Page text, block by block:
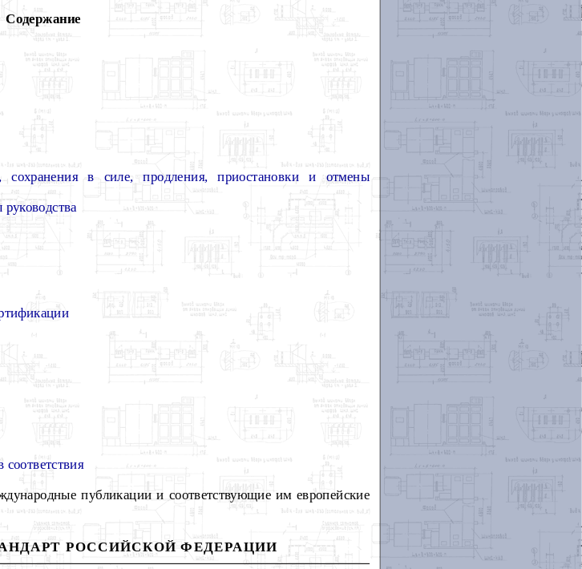
Содержание
сохранения в силе, продления, приостановки и отмены
публикации и соответствующие им европейские
РОССИЙСКОЙ ФЕДЕРАЦИИ